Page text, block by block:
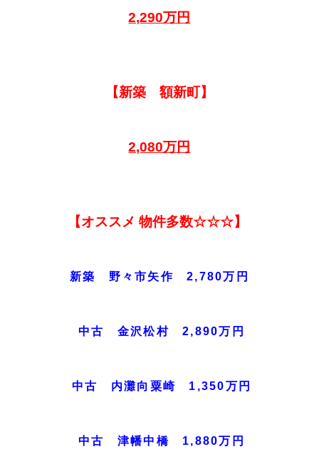
2,290万円
【新築 額新町】
2,080万円
【オススメ 物件多数☆☆☆】
新築 野々市矢作 2,780万円
中古 金沢松村 2,890万円
中古 内灘向粟崎 1,350万円
中古 津幡中橋 1,880万円